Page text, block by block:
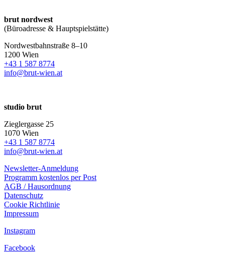
brut nordwest
(Büroadresse & Hauptspielstätte)
Nordwestbahnstraße 8–10
1200 Wien
+43 1 587 8774
info@brut-wien.at
studio brut
Zieglergasse 25
1070 Wien
+43 1 587 8774
info@brut-wien.at
Newsletter-Anmeldung
Programm kostenlos per Post
AGB / Hausordnung
Datenschutz
Cookie Richtlinie
Impressum
Instagram
Facebook